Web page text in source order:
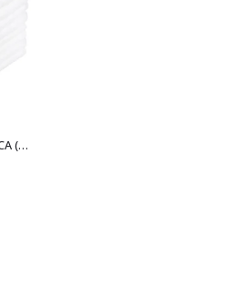
BAYETA MICROFIBRA BLANCA (C041B)